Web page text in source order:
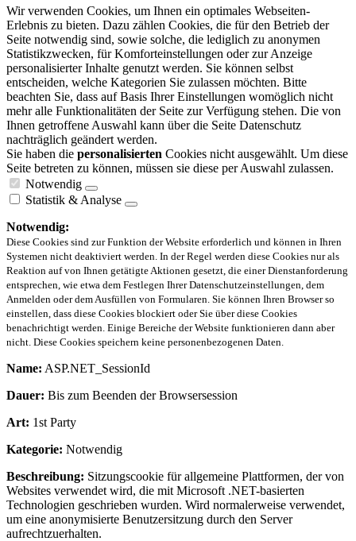
Wir verwenden Cookies, um Ihnen ein optimales Webseiten-
Erlebnis zu bieten. Dazu zählen Cookies, die für den Betrieb der
Seite notwendig sind, sowie solche, die lediglich zu anonymen
Statistikzwecken, für Komforteinstellungen oder zur Anzeige
personalisierter Inhalte genutzt werden. Sie können selbst
entscheiden, welche Kategorien Sie zulassen möchten. Bitte
beachten Sie, dass auf Basis Ihrer Einstellungen womöglich nicht
mehr alle Funktionalitäten der Seite zur Verfügung stehen. Die von
Ihnen getroffene Auswahl kann über die Seite Datenschutz
nachträglich geändert werden.
Sie haben die personalisierten Cookies nicht ausgewählt. Um diese
Seite betreten zu können, müssen sie diese per Auswahl zulassen.
Notwendig
Statistik & Analyse
Notwendig:
Diese Cookies sind zur Funktion der Website erforderlich und können in Ihren
Systemen nicht deaktiviert werden. In der Regel werden diese Cookies nur als
Reaktion auf von Ihnen getätigte Aktionen gesetzt, die einer Dienstanforderung
entsprechen, wie etwa dem Festlegen Ihrer Datenschutzeinstellungen, dem
Anmelden oder dem Ausfüllen von Formularen. Sie können Ihren Browser so
einstellen, dass diese Cookies blockiert oder Sie über diese Cookies
benachrichtigt werden. Einige Bereiche der Website funktionieren dann aber
nicht. Diese Cookies speichern keine personenbezogenen Daten.
Name: ASP.NET_SessionId
Dauer: Bis zum Beenden der Browsersession
Art: 1st Party
Kategorie: Notwendig
Beschreibung: Sitzungscookie für allgemeine Plattformen, der von
Websites verwendet wird, die mit Microsoft .NET-basierten
Technologien geschrieben wurden. Wird normalerweise verwendet,
um eine anonymisierte Benutzersitzung durch den Server
aufrechtzuerhalten.